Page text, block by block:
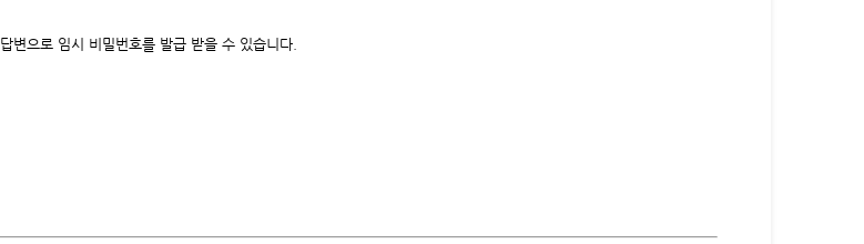
변으로 임시 비밀번호를 발급 받을 수 있습니다.